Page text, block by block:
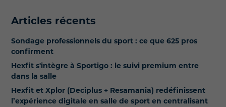
Articles récents
Sondage professionnels du sport : ce que 625 pros
confirment
Hexfit s'intègre à Sportigo : le suivi premium entre
dans la salle
Hexfit et Xplor (Deciplus + Resamania) redéfinissent
l’expérience digitale en salle de sport en centralisant